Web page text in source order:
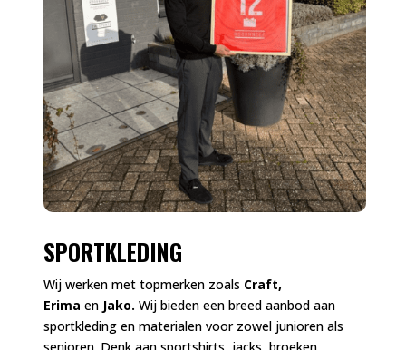
SPORTKLEDING
Wij werken met topmerken zoals Craft,
Erima en Jako. Wij bieden een breed aanbod aan
sportkleding en materialen voor zowel junioren als
senioren. Denk aan sportshirts, jacks, broeken,